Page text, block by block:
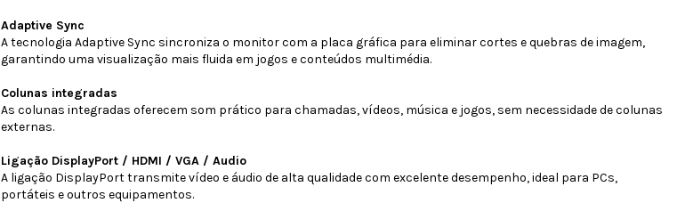
Adaptive Sync
A tecnologia Adaptive Sync sincroniza o monitor com a placa gráfica para eliminar cortes e quebras de imagem,
garantindo uma visualização mais fluida em jogos e conteúdos multimédia.
Colunas integradas
As colunas integradas oferecem som prático para chamadas, vídeos, música e jogos, sem necessidade de colunas
externas.
Ligação DisplayPort / HDMI / VGA / Audio
A ligação DisplayPort transmite vídeo e áudio de alta qualidade com excelente desempenho, ideal para PCs,
portáteis e outros equipamentos.